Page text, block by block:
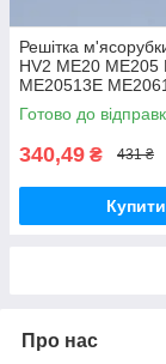
Решітка
HV2 ME20 ME205
ME20513E
ME208139
котлетна 5мм
Готово до
340,49 ₴ 431 ₴
Купити
Про нас